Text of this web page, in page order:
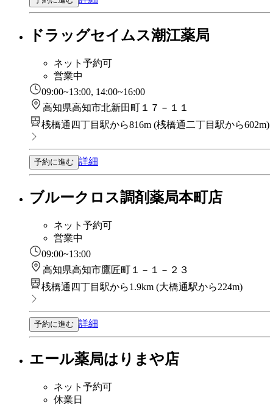
ドラッグセイムス潮江薬局
ネット予約可
営業中
09:00~13:00, 14:00~16:00
高知県高知市北新田町１７－１１
桟橋通四丁目駅から816m (桟橋通二丁目駅から602m)
予約に進む 詳細
ブルークロス調剤薬局本町店
ネット予約可
営業中
09:00~13:00
高知県高知市鷹匠町１－１－２３
桟橋通四丁目駅から1.9km (大橋通駅から224m)
予約に進む 詳細
エール薬局はりまや店
ネット予約可
休業日